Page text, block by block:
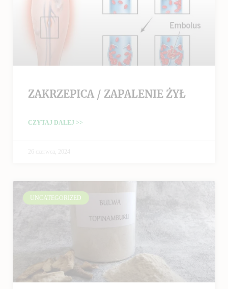
ZAKRZEPICA / ZAPALENIE ŻYŁ
CZYTAJ DALEJ >>
26 czerwca, 2024
UNCATEGORIZED